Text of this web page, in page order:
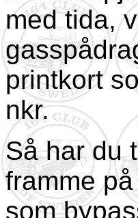
med tida,
printkort
nkr.
Så har du
framme
som